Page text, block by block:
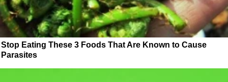
Stop Eating These 3 Foods That Are Known to Cause
Parasites